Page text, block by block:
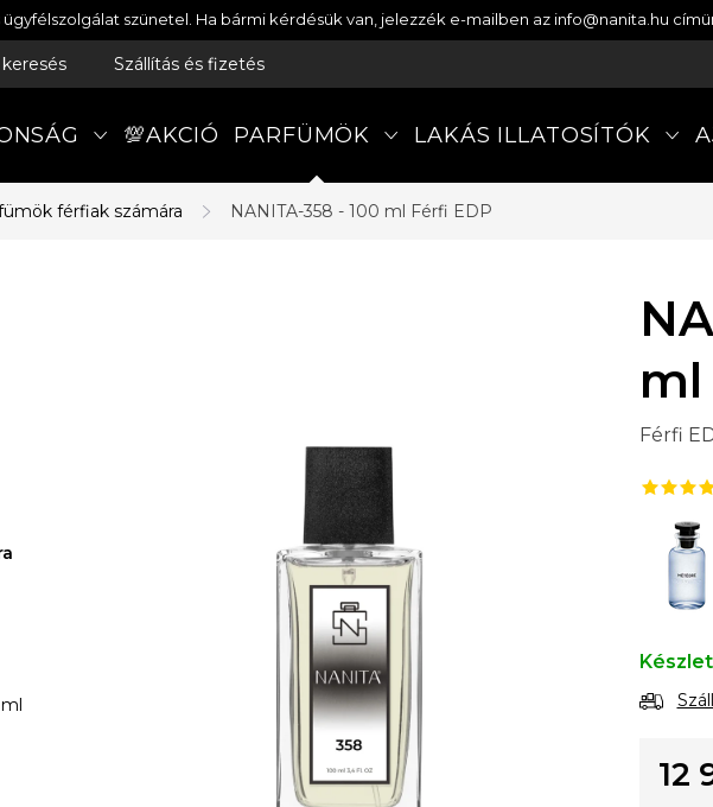
ügyfélszolgálat szünetel. Ha bármi kérdésük van, jelezzék e-mailben az info@nanita.hu
Szállítás és fizetés
💯AKCIÓ PARFÜMÖK LAKÁS ILLATOSÍTÓK
férfiak számára NANITA-358 - 100 ml Férfi EDP
ml
Férfi
12